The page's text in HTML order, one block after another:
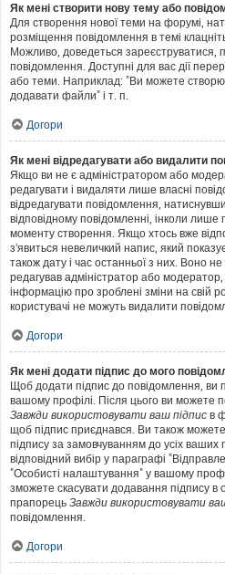
Як мені створити нову тему або
Для створення нової теми на форумі,
розміщення повідомлення в темі
Можливо, доведеться зареєструватися,
повідомлення. Доступні для вас дії
або теми. Наприклад: "Ви можете
додавати файли" і т. п.
Догори
Як мені відредагувати або видалити
Якщо ви не є адміністратором або
редагувати і видаляти лише власні
відредагувати повідомлення,
відповідному повідомленні, інколи
моменту створення. Якщо хтось вже
з'явиться невеличкий напис, який
також дату і час останньої з них. Воно
редагував адміністратор або
інформацію про зроблені зміни на свій
користувачі не можуть видалити
Догори
Як мені додати підпис до мого
Щоб додати підпис до повідомлення, ви
вашому профілі. Після цього ви можете
Завжди використовувати ваш підпис в
щоб підпис приєднався. Ви також
підпису за замовчуванням до усіх
відповідний вибір у параграфі
"Особисті налаштування" у вашому
зможете скасувати додавання підпису
прапорець Завжди використовувати
повідомлення.
Догори